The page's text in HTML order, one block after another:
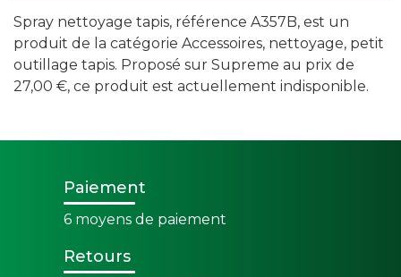
Spray nettoyage tapis, référence A357B, est un
produit de la catégorie Accessoires, nettoyage, petit
outillage tapis. Proposé sur Supreme au prix de
27,00 €, ce produit est actuellement indisponible.
Paiement
6 moyens de paiement
Retours